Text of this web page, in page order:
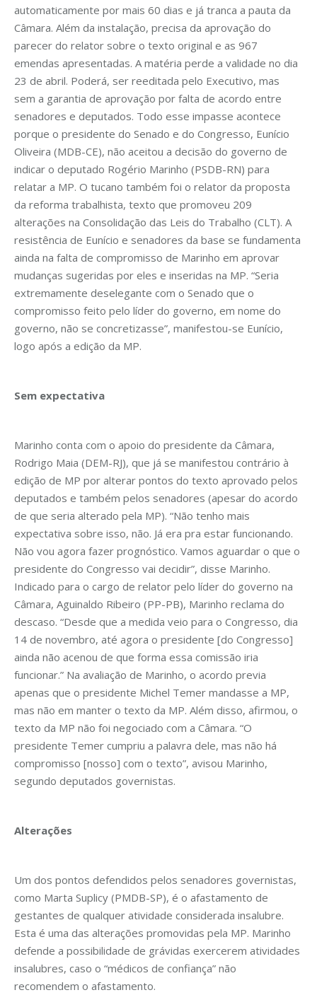
automaticamente por mais 60 dias e já tranca a pauta da
Câmara. Além da instalação, precisa da aprovação do
parecer do relator sobre o texto original e as 967
emendas apresentadas. A matéria perde a validade no dia
23 de abril. Poderá, ser reeditada pelo Executivo, mas
sem a garantia de aprovação por falta de acordo entre
senadores e deputados. Todo esse impasse acontece
porque o presidente do Senado e do Congresso, Eunício
Oliveira (MDB-CE), não aceitou a decisão do governo de
indicar o deputado Rogério Marinho (PSDB-RN) para
relatar a MP. O tucano também foi o relator da proposta
da reforma trabalhista, texto que promoveu 209
alterações na Consolidação das Leis do Trabalho (CLT). A
resistência de Eunício e senadores da base se fundamenta
ainda na falta de compromisso de Marinho em aprovar
mudanças sugeridas por eles e inseridas na MP. “Seria
extremamente deselegante com o Senado que o
compromisso feito pelo líder do governo, em nome do
governo, não se concretizasse”, manifestou-se Eunício,
logo após a edição da MP.
Sem expectativa
Marinho conta com o apoio do presidente da Câmara,
Rodrigo Maia (DEM-RJ), que já se manifestou contrário à
edição de MP por alterar pontos do texto aprovado pelos
deputados e também pelos senadores (apesar do acordo
de que seria alterado pela MP). “Não tenho mais
expectativa sobre isso, não. Já era pra estar funcionando.
Não vou agora fazer prognóstico. Vamos aguardar o que o
presidente do Congresso vai decidir”, disse Marinho.
Indicado para o cargo de relator pelo líder do governo na
Câmara, Aguinaldo Ribeiro (PP-PB), Marinho reclama do
descaso. “Desde que a medida veio para o Congresso, dia
14 de novembro, até agora o presidente [do Congresso]
ainda não acenou de que forma essa comissão iria
funcionar.” Na avaliação de Marinho, o acordo previa
apenas que o presidente Michel Temer mandasse a MP,
mas não em manter o texto da MP. Além disso, afirmou, o
texto da MP não foi negociado com a Câmara. “O
presidente Temer cumpriu a palavra dele, mas não há
compromisso [nosso] com o texto”, avisou Marinho,
segundo deputados governistas.
Alterações
Um dos pontos defendidos pelos senadores governistas,
como Marta Suplicy (PMDB-SP), é o afastamento de
gestantes de qualquer atividade considerada insalubre.
Esta é uma das alterações promovidas pela MP. Marinho
defende a possibilidade de grávidas exercerem atividades
insalubres, caso o “médicos de confiança” não
recomendem o afastamento.